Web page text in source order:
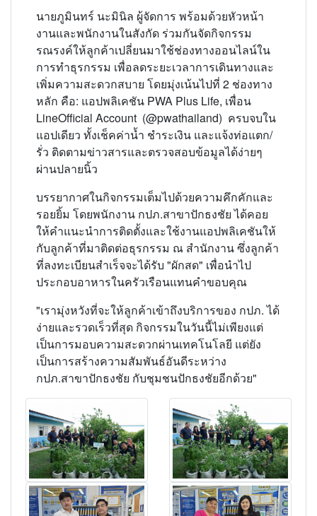
​นายภูมินทร์ นะมินิล ผู้จัดการ พร้อมด้วยหัวหน้า
งานและพนักงานในสังกัด ร่วมกันจัดกิจกรรม
รณรงค์ให้ลูกค้าเปลี่ยนมาใช้ช่องทางออนไลน์ใน
การทำธุรกรรม เพื่อลดระยะเวลาการเดินทางและ
เพิ่มความสะดวกสบาย โดยมุ่งเน้นไปที่ 2 ช่องทาง
หลัก คือ: ​แอปพลิเคชัน PWA Plus Life, เพื่อน
LineOfficial Account (@pwathailand) ครบจบใน
แอปเดียว ทั้งเช็คค่าน้ำ ชำระเงิน และแจ้งท่อแตก/
รั่ว​ ติดตามข่าวสารและตรวจสอบข้อมูลได้ง่ายๆ
ผ่านปลายนิ้ว
​​บรรยากาศในกิจกรรมเต็มไปด้วยความคึกคักและ
รอยยิ้ม โดยพนักงาน กปภ.สาขาปักธงชัย ได้คอย
ให้คำแนะนำการติดตั้งและใช้งานแอปพลิเคชันให้
กับลูกค้าที่มาติดต่อธุรกรรม ณ สำนักงาน ซึ่งลูกค้า
ที่ลงทะเบียนสำเร็จจะได้รับ "ผักสด" เพื่อนำไป
ประกอบอาหารในครัวเรือนแทนคำขอบคุณ
​"เรามุ่งหวังที่จะให้ลูกค้าเข้าถึงบริการของ กปภ. ได้
ง่ายและรวดเร็วที่สุด กิจกรรมในวันนี้ไม่เพียงแต่
เป็นการมอบความสะดวกผ่านเทคโนโลยี แต่ยัง
เป็นการสร้างความสัมพันธ์อันดีระหว่าง
กปภ.สาขาปักธงชัย กับชุมชนปักธงชัยอีกด้วย"